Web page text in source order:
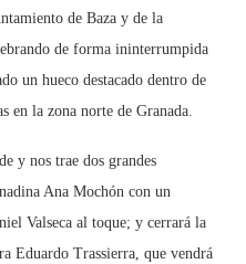
de Baza y de la
de forma ininterrumpida
un hueco destacado dentro de
en la zona norte de Granada.
y nos trae dos grandes
Ana Mochón con un
Valseca al toque; y cerrará la
Eduardo Trassierra, que vendrá